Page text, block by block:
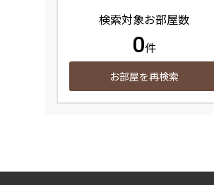
検索対象お部屋数
0件
お部屋を再検索